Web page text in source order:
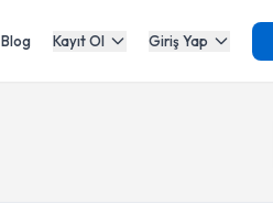
Blog Kayıt Ol Giriş Yap